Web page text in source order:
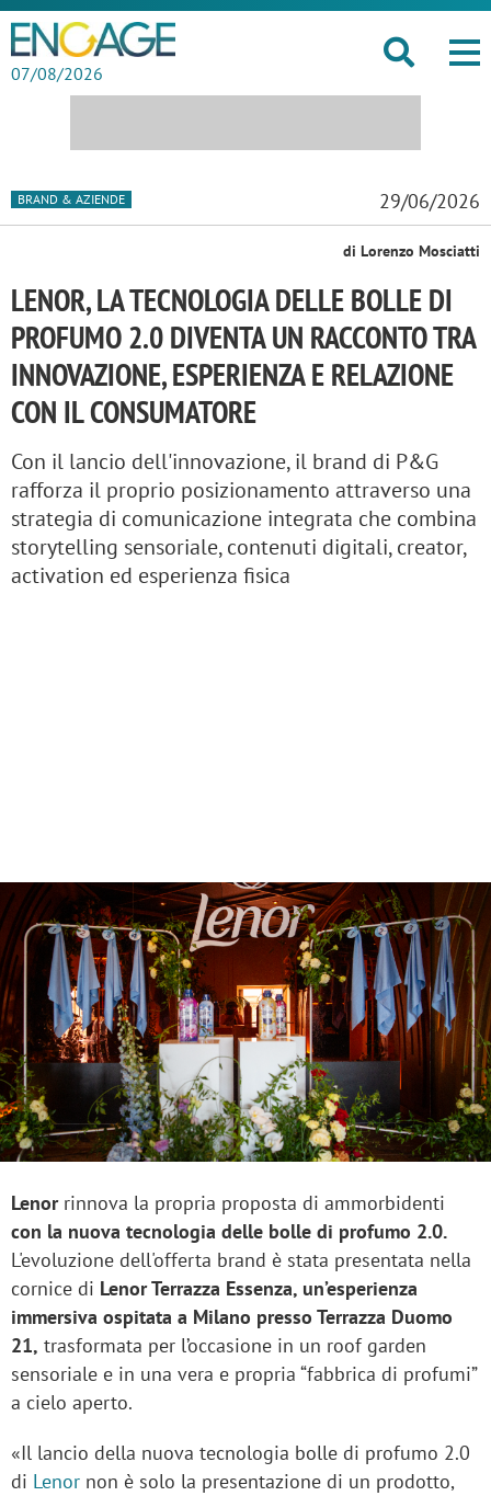
07/08/2026
BRAND & AZIENDE 29/06/2026
di Lorenzo Mosciatti
LENOR, LA TECNOLOGIA DELLE BOLLE DI
PROFUMO 2.0 DIVENTA UN RACCONTO TRA
INNOVAZIONE, ESPERIENZA E RELAZIONE
CON IL CONSUMATORE
Con il lancio dell'innovazione, il brand di P&G
rafforza il proprio posizionamento attraverso una
strategia di comunicazione integrata che combina
storytelling sensoriale, contenuti digitali, creator,
activation ed esperienza fisica
Lenorrinnova la propria proposta di ammorbidenti
con la nuova tecnologia delle bolle di profumo 2.0.
L'evoluzione dell'offerta brand è stata presentata nella
cornice di Lenor Terrazza Essenza, un’esperienza
immersiva ospitata a Milano presso Terrazza Duomo
21, trasformata per l’occasione in un roof garden
sensoriale e in una vera e propria “fabbrica di profumi”
a cielo aperto.
«Il lancio della nuova tecnologia bolle di profumo 2.0
di Lenor non è solo la presentazione di un prodotto,